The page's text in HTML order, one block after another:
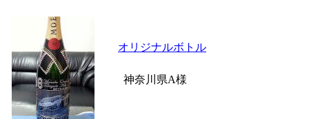
オリジナルボトル
神奈川県A様